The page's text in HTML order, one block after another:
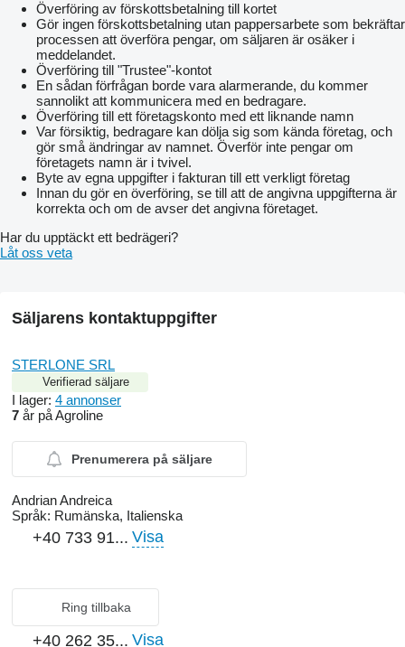
Överföring av förskottsbetalning till kortet
Gör ingen förskottsbetalning utan pappersarbete som bekräftar
processen att överföra pengar, om säljaren är osäker i
meddelandet.
Överföring till "Trustee"-kontot
En sådan förfrågan borde vara alarmerande, du kommer
sannolikt att kommunicera med en bedragare.
Överföring till ett företagskonto med ett liknande namn
Var försiktig, bedragare kan dölja sig som kända företag, och
gör små ändringar av namnet. Överför inte pengar om
företagets namn är i tvivel.
Byte av egna uppgifter i fakturan till ett verkligt företag
Innan du gör en överföring, se till att de angivna uppgifterna är
korrekta och om de avser det angivna företaget.
Har du upptäckt ett bedrägeri?
Låt oss veta
Säljarens kontaktuppgifter
STERLONE SRL
Verifierad säljare
I lager: 4 annonser
7 år på Agroline
Prenumerera på säljare
Andrian Andreica
Språk: Rumänska, Italienska
+40 733 91... Visa
Ring tillbaka
+40 262 35... Visa